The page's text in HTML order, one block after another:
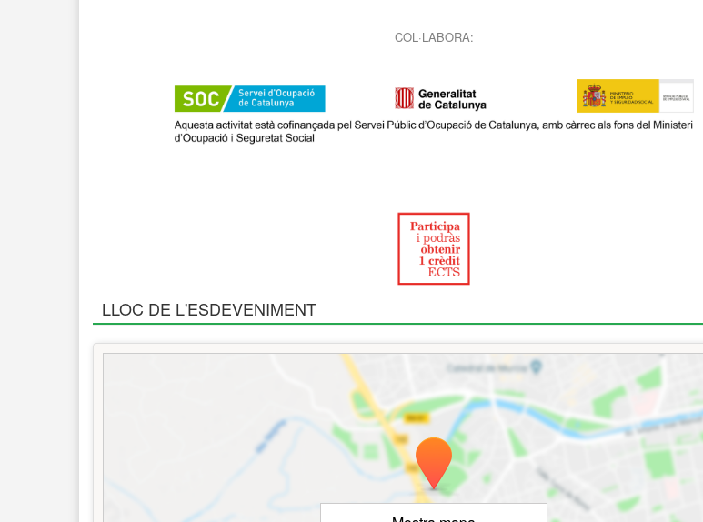
COL·LABORA:
LLOC DE L'ESDEVENIMENT